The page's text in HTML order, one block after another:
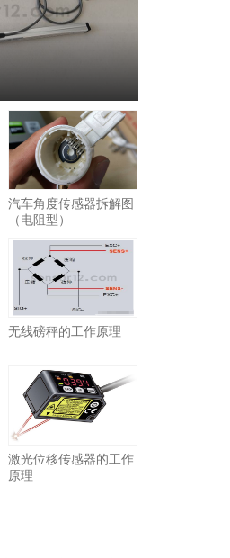
汽车角度传感器拆解图
（电阻型）
无线磅秤的工作原理
激光位移传感器的工作
原理